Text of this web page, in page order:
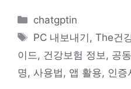
카
테
리
chatgptin
태
그
PC 내보내기 ,The건
이드 , 건강보험 정보 , 공
명 , 사용법 , 앱 활용, 인증